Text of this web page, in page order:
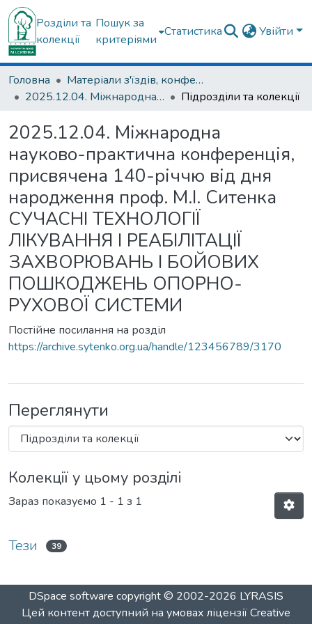
Розділи та
колекції
Пошук за
критеріями
Статистика Увійти
Головна
Матеріали з'їздів, конференцій, симпозіумів та ін.
2025.12.04. Міжнародна науково-практична конференція, присвячена 140-річчю від дня народження проф. М.І. Ситенка СУЧАСНІ ТЕХНОЛОГІЇ ЛІКУВАННЯ І РЕАБІЛІТАЦІЇ ЗАХВОРЮВАНЬ І БОЙОВИХ ПОШКОДЖЕНЬ ОПОРНО-РУХОВОЇ СИСТЕМИ
Підрозділи та колекції
2025.12.04. Міжнародна
науково-практична конференція,
присвячена 140-річчю від дня
народження проф. М.І. Ситенка
СУЧАСНІ ТЕХНОЛОГІЇ
ЛІКУВАННЯ І РЕАБІЛІТАЦІЇ
ЗАХВОРЮВАНЬ І БОЙОВИХ
ПОШКОДЖЕНЬ ОПОРНО-
РУХОВОЇ СИСТЕМИ
Постійне посилання на розділ
https://archive.sytenko.org.ua/handle/123456789/3170
Переглянути
Колекції у цьому розділі
Зараз показуємо 1 - 1 з 1
Тези 39
DSpace software copyright © 2002-2026 LYRASIS
Цей контент доступний на умовах ліцензіїCreative